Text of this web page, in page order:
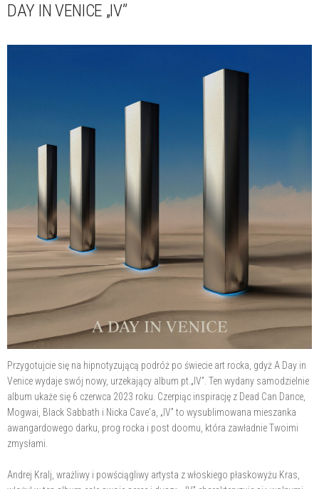
DAY IN VENICE „IV”
Przygotujcie się na hipnotyzującą podróż po świecie art rocka, gdyż A Day in
Venice wydaje swój nowy, urzekający album pt.„IV”. Ten wydany samodzielnie
album ukaże się 6 czerwca 2023 roku. Czerpiąc inspirację z Dead Can Dance,
Mogwai, Black Sabbath i Nicka Cave'a, „IV” to wysublimowana mieszanka
awangardowego darku, prog rocka i post doomu, która zawładnie Twoimi
zmysłami.
Andrej Kralj, wrażliwy i powściągliwy artysta z włoskiego płaskowyżu Kras,